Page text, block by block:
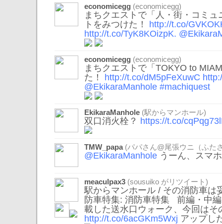
economicegg (economicegg)
まちクエストで「人・街・コミ
トをみつけた！ http://t.co/
http://t.co/TyK8KOizpK.
economicegg (economicegg)
まちクエストで「TOKYO to
た！ http://t.co/dM5pFeXuwC
@EkikaraManhole #machiquest
EkikaraManhole (駅からマンホール)
双口消火栓？ https://t.co/
TMW_papa(パパさん@尾張ウニ（ふた
@EkikaraManhole うーん、スマ
meaculpax3 (sousuiko がリツイート)
駅からマンホール / その消防車は
防車特集: 消防車特集 前編・中
載した送水口ウォーク、今回はそ
http://t.co/6acGKm5Wxj アップし